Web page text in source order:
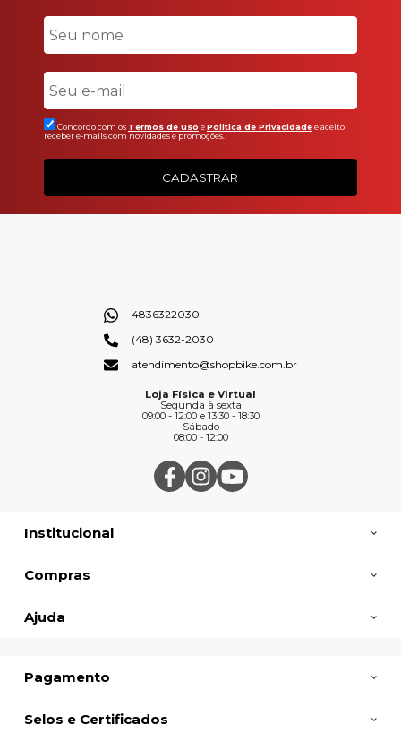
Concordo com os Termos de uso ePolitica de Privacidadee aceito
receber e-mails com novidades e promoções.
CADASTRAR
Institucional
Compras
Ajuda
4836322030
(48) 3632-2030
atendimento@shopbike.com.br
Loja Física e Virtual
Segunda à sexta
09:00 - 12:00 e 13:30 - 18:30
Sábado
08:00 - 12:00
Pagamento
Selos e Certificados